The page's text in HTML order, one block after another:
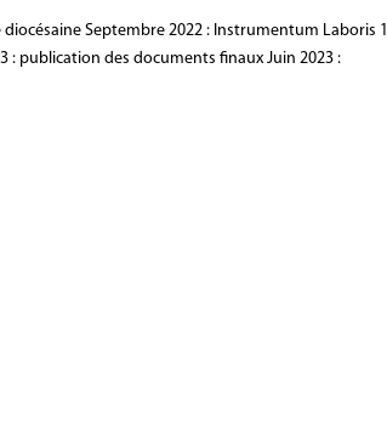
Septembre 2022 : Instrumentum Laboris 1
: publication des documents finaux Juin 2023 :